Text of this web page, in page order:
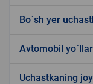
Bo`sh yer
Avtomobil
Uchastkaning